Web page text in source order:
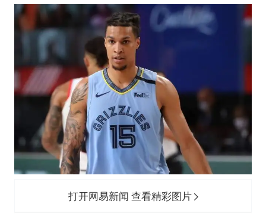
打开网易新闻 查看精彩图片